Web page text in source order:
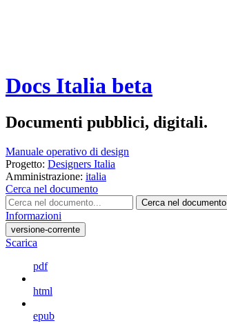
Docs Italia beta
Documenti pubblici, digitali.
Manuale operativo di design
Progetto: Designers Italia
Amministrazione: italia
Cerca nel documento
Cerca nel documento
Informazioni
versione-corrente
Scarica
pdf
html
epub